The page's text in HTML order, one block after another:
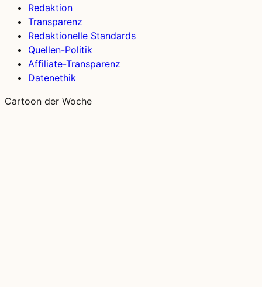
Redaktion
Transparenz
Redaktionelle Standards
Quellen-Politik
Affiliate-Transparenz
Datenethik
Cartoon der Woche